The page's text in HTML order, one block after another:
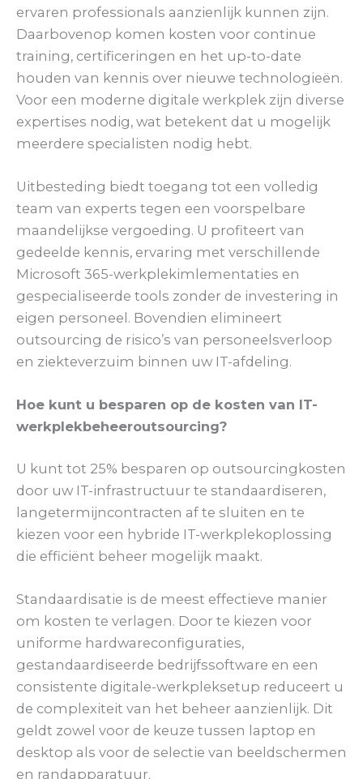
ervaren professionals aanzienlijk kunnen zijn.
Daarbovenop komen kosten voor continue
training, certificeringen en het up-to-date
houden van kennis over nieuwe technologieën.
Voor een moderne digitale werkplek zijn diverse
expertises nodig, wat betekent dat u mogelijk
meerdere specialisten nodig hebt.
Uitbesteding biedt toegang tot een volledig
team van experts tegen een voorspelbare
maandelijkse vergoeding. U profiteert van
gedeelde kennis, ervaring met verschillende
Microsoft 365-werkplekimlementaties en
gespecialiseerde tools zonder de investering in
eigen personeel. Bovendien elimineert
outsourcing de risico’s van personeelsverloop
en ziekteverzuim binnen uw IT-afdeling.
Hoe kunt u besparen op de kosten van IT-
werkplekbeheeroutsourcing?
U kunt tot 25% besparen op outsourcingkosten
door uw IT-infrastructuur te standaardiseren,
langetermijncontracten af te sluiten en te
kiezen voor een hybride IT-werkplekoplossing
die efficiënt beheer mogelijk maakt.
Standaardisatie is de meest effectieve manier
om kosten te verlagen. Door te kiezen voor
uniforme hardwareconfiguraties,
gestandaardiseerde bedrijfssoftware en een
consistente digitale-werkpleksetup reduceert u
de complexiteit van het beheer aanzienlijk. Dit
geldt zowel voor de keuze tussen laptop en
desktop als voor de selectie van beeldschermen
en randapparatuur.